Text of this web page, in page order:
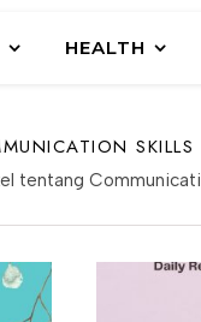
HEALTH
SKILLS
tentang